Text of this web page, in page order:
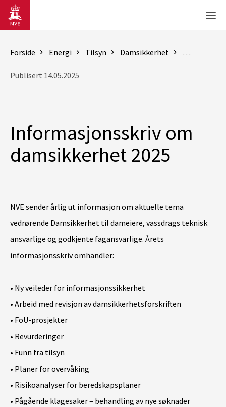
Gå til hovedinnhold
Forside Energi Tilsyn Damsikkerhet Nytt om
Publisert 14.05.2025
Informasjonsskriv om
damsikkerhet 2025
NVE sender årlig ut informasjon om aktuelle tema
vedrørende Damsikkerhet til dameiere, vassdrags teknisk
ansvarlige og godkjente fagansvarlige. Årets
informasjonsskriv omhandler:
• Ny veileder for informasjonssikkerhet
• Arbeid med revisjon av damsikkerhetsforskriften
• FoU-prosjekter
• Revurderinger
• Funn fra tilsyn
• Planer for overvåking
• Risikoanalyser for beredskapsplaner
• Pågående klagesaker – behandling av nye søknader